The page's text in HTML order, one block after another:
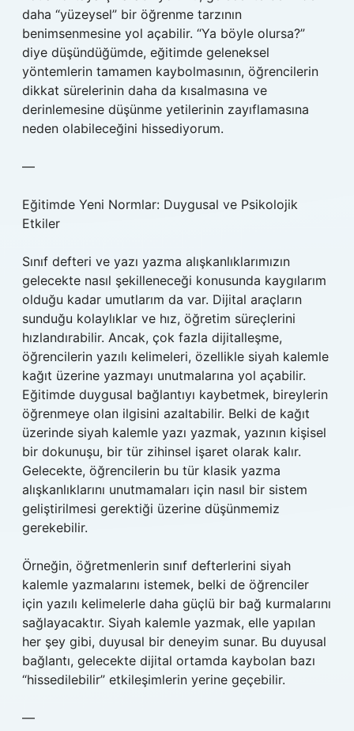
daha “yüzeysel” bir öğrenme tarzının
benimsenmesine yol açabilir. “Ya böyle olursa?”
diye düşündüğümde, eğitimde geleneksel
yöntemlerin tamamen kaybolmasının, öğrencilerin
dikkat sürelerinin daha da kısalmasına ve
derinlemesine düşünme yetilerinin zayıflamasına
neden olabileceğini hissediyorum.
—
Eğitimde Yeni Normlar: Duygusal ve Psikolojik
Etkiler
Sınıf defteri ve yazı yazma alışkanlıklarımızın
gelecekte nasıl şekilleneceği konusunda kaygılarım
olduğu kadar umutlarım da var. Dijital araçların
sunduğu kolaylıklar ve hız, öğretim süreçlerini
hızlandırabilir. Ancak, çok fazla dijitalleşme,
öğrencilerin yazılı kelimeleri, özellikle siyah kalemle
kağıt üzerine yazmayı unutmalarına yol açabilir.
Eğitimde duygusal bağlantıyı kaybetmek, bireylerin
öğrenmeye olan ilgisini azaltabilir. Belki de kağıt
üzerinde siyah kalemle yazı yazmak, yazının kişisel
bir dokunuşu, bir tür zihinsel işaret olarak kalır.
Gelecekte, öğrencilerin bu tür klasik yazma
alışkanlıklarını unutmamaları için nasıl bir sistem
geliştirilmesi gerektiği üzerine düşünmemiz
gerekebilir.
Örneğin, öğretmenlerin sınıf defterlerini siyah
kalemle yazmalarını istemek, belki de öğrenciler
için yazılı kelimelerle daha güçlü bir bağ kurmalarını
sağlayacaktır. Siyah kalemle yazmak, elle yapılan
her şey gibi, duyusal bir deneyim sunar. Bu duyusal
bağlantı, gelecekte dijital ortamda kaybolan bazı
“hissedilebilir” etkileşimlerin yerine geçebilir.
—